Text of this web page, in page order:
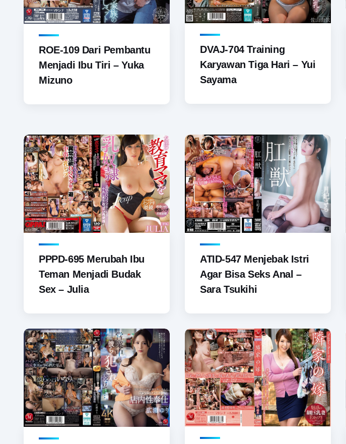
ROE-109 Dari Pembantu
Menjadi Ibu Tiri – Yuka
Mizuno
DVAJ-704 Training
Karyawan Tiga Hari – Yui
Sayama
PPPD-695 Merubah Ibu
Teman Menjadi Budak
Sex – Julia
ATID-547 Menjebak Istri
Agar Bisa Seks Anal –
Sara Tsukihi